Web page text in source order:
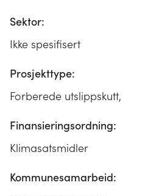
Sektor:
Ikke spesifisert
Prosjekttype:
Forberede utslippskutt,
Finansieringsordning:
Klimasatsmidler
Kommunesamarbeid: